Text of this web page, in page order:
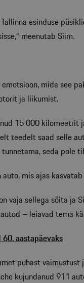
esinduse
meenutab Siim.
mida see
ja liikumist.
15 000 kilomeetrit
teedelt saad selle
seda pole
mis ajas
vaja sellega sõita ja
– leiavad tema
60. aastapäevaks
puhast
kujundanud 911